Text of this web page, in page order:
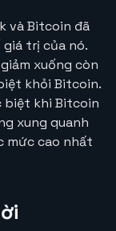
và Bitcoin đã
trị của nó.
xuống còn
khỏi Bitcoin.
biệt khi Bitcoin
xung quanh
mức cao nhất